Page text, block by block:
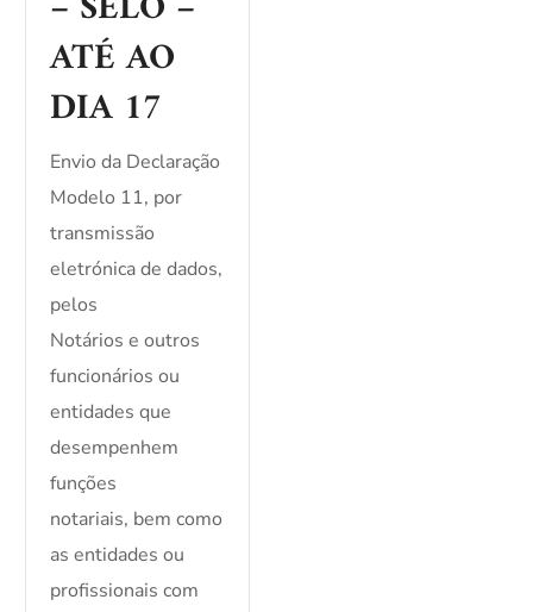
ATÉ AO
DIA 17
Envio da Declaração
Modelo 11, por
transmissão
eletrónica de dados,
pelos
Notários e outros
funcionários ou
entidades que
desempenhem
funções
notariais, bem como
as entidades ou
profissionais com